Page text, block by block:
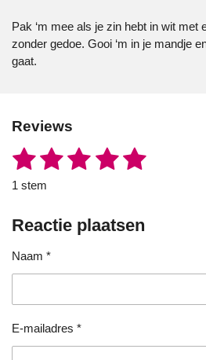
Pak ‘m mee als je zin hebt in wit met
zonder gedoe. Gooi ‘m in je mandje
gaat.
Reviews
R
a
t
n
:
5
e
r
1
s
e
r
2
s
e
r
e
n
3
e
e
n
4
e
e
5
e
e
S
1 stem
Reactie plaatsen
Naam *
E-mailadres *